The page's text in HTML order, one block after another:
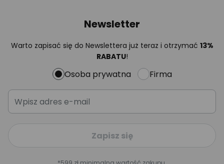
Newsletter
Warto zapisać się do Newslettera już teraz i otrzymać 13%
RABATU!
Osoba prywatna Firma
Zapisz się